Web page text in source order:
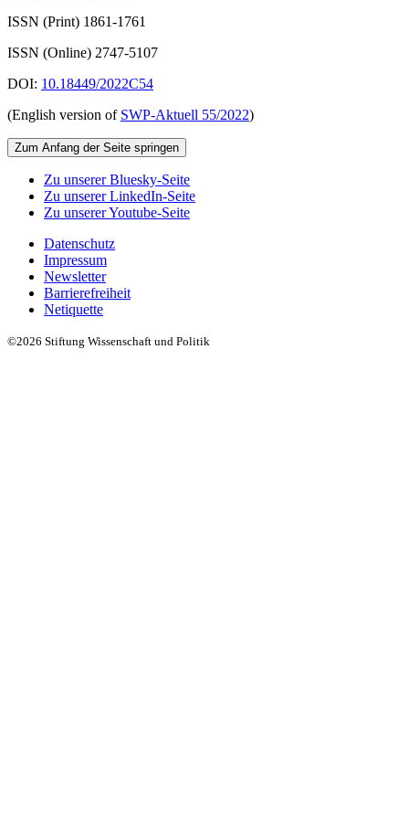
ISSN (Print) 1861-1761
ISSN (Online) 2747-5107
DOI: 10.18449/2022C54
(English version of SWP‑Aktuell 55/2022)
Zum Anfang der Seite springen
Zu unserer Bluesky-Seite
Zu unserer LinkedIn-Seite
Zu unserer Youtube-Seite
Datenschutz
Impressum
Newsletter
Barrierefreiheit
Netiquette
©2026 Stiftung Wissenschaft und Politik